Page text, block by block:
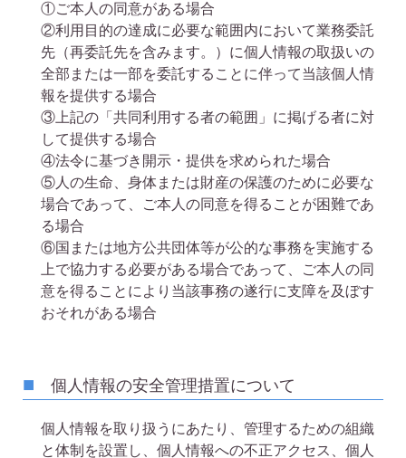
①ご本人の同意がある場合
②利用目的の達成に必要な範囲内において業務委託
先（再委託先を含みます。）に個人情報の取扱いの
全部または一部を委託することに伴って当該個人情
報を提供する場合
③ 上記の「共同利用する者の範囲」に掲げる者に対
して提供する場合
④法令に基づき開示・提供を求められた場合
⑤ 人の生命、身体または財産の保護のために必要な
場合であって、ご本人の同意を得ることが困難であ
る場合
⑥国または地方公共団体等が公的な事務を実施する
上で協力する必要がある場合であって、ご本人の同
意を得ることにより当該事務の遂行に支障を及ぼす
おそれがある場合
個人情報の安全管理措置について
個人情報を取り扱うにあたり、管理するための組織
と体制を設置し、個人情報への不正アクセス、個人